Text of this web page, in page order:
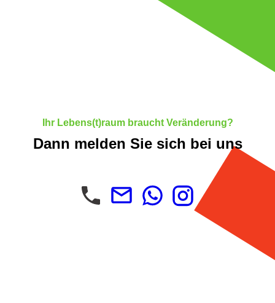
Ihr Lebens(t)raum braucht Veränderung?
Dann melden Sie sich bei uns